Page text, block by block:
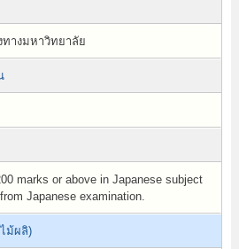
างมหาวิทยาลัย
marks or above in Japanese subject
Japanese examination.
ม้ผลิ)